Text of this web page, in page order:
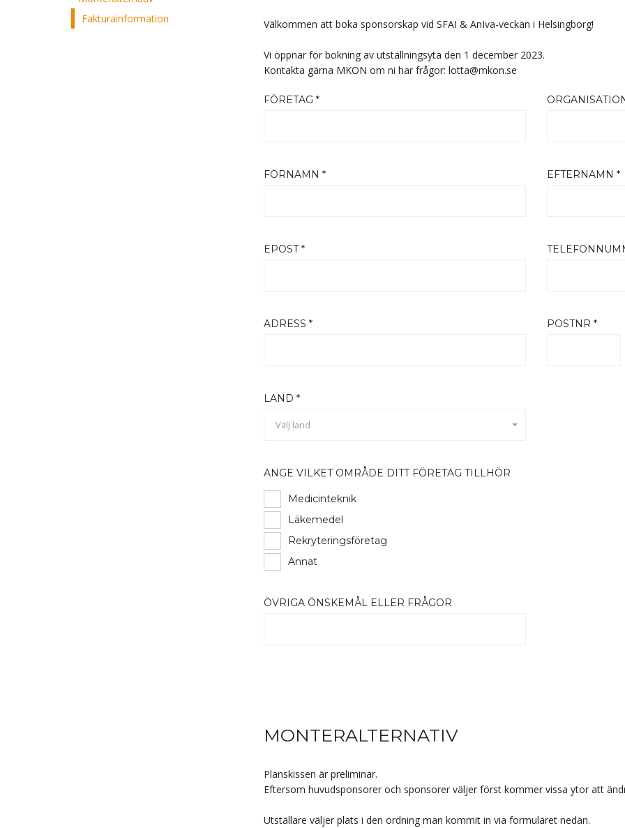
Fakturainformation
Välkommen att boka sponsorskap vid SFAI & AnIva-veckan i Helsingborg!
Vi öppnar för bokning av utställningsyta den 1 december 2023.
Kontakta gärna MKON om ni har frågor: lotta@mkon.se
FÖRETAG *
FÖRNAMN * EFTERNAMN *
EPOST *
ADRESS * POSTNR *
LAND *
Välj land
ANGE VILKET OMRÅDE DITT FÖRETAG TILLHÖR
Medicinteknik
Läkemedel
Rekryteringsföretag
Annat
ÖVRIGA ÖNSKEMÅL ELLER FRÅGOR
MONTERALTERNATIV
Planskissen är preliminär.
Eftersom huvudsponsorer och sponsorer väljer först kommer vissa ytor att
Utställare väljer plats i den ordning man kommit in via formuläret nedan.